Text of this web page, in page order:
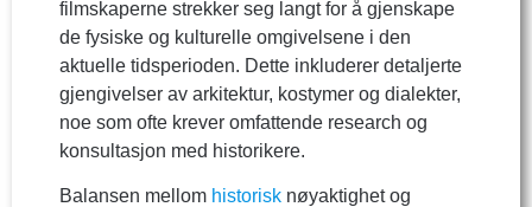
filmskaperne strekker seg langt for å gjenskape
de fysiske og kulturelle omgivelsene i den
aktuelle tidsperioden. Dette inkluderer detaljerte
gjengivelser av arkitektur, kostymer og dialekter,
noe som ofte krever omfattende research og
konsultasjon med historikere.
Balansen mellom historisk nøyaktighet og